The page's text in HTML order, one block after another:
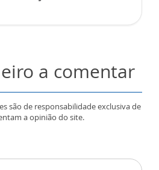
a comentar
são de responsabilidade exclusiva de
a opinião do site.